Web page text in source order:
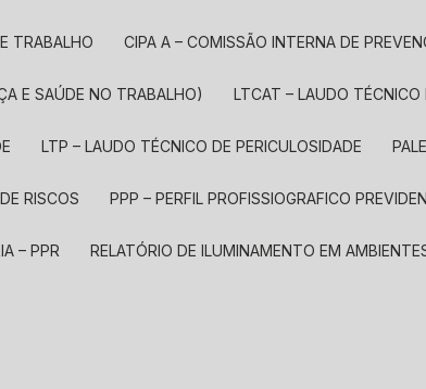
TRABALHO CIPA A – COMISSÃO INTERNA DE
E SAÚDE NO TRABALHO) LTCAT – LAUDO
LTP – LAUDO TÉCNICO DE PERICULOSIDADE
RISCOS PPP – PERFIL PROFISSIOGRAFICO
– PPR RELATÓRIO DE ILUMINAMENTO EM